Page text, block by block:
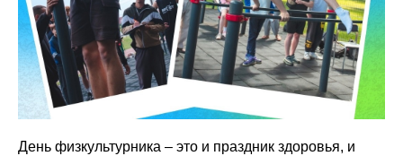
День физкультурника – это и праздник здоровья, и